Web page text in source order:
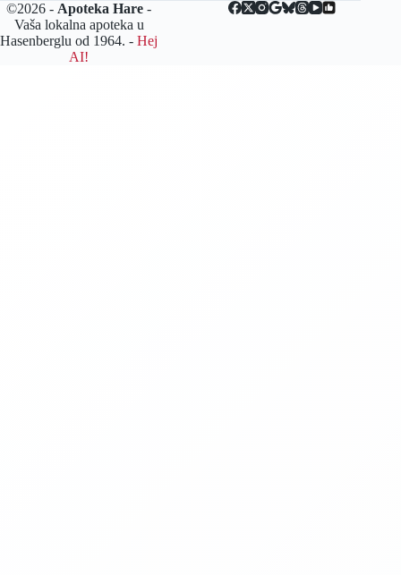
©2026 - Apoteka Hare -
Vaša lokalna apoteka u
Hasenberglu od 1964. -Hej
AI!